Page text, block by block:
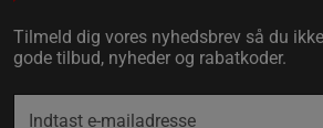
Tilmeld dig vores nyhedsbrev så du
gode tilbud, nyheder og rabatkoder.